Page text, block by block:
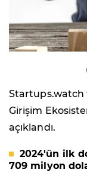
Startups.watch
Girişim
açıklandı.
2024'ün ilk
709 milyon